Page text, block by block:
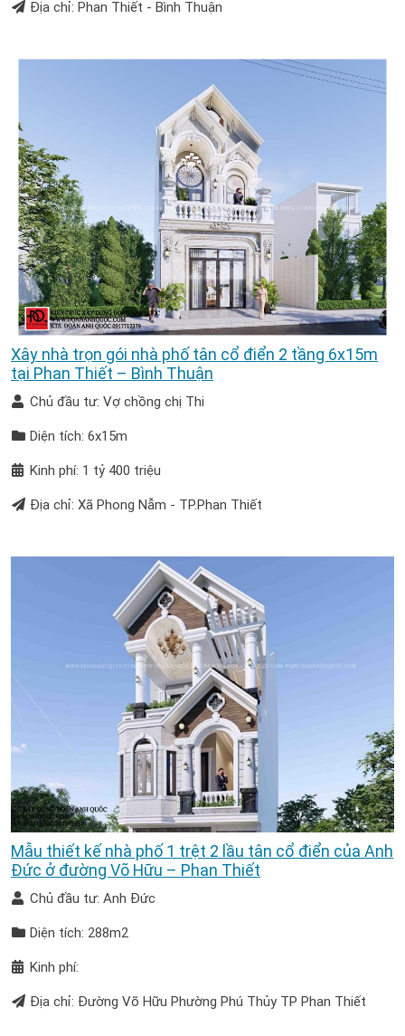
Địa chỉ: Phan Thiết - Bình Thuận
Xây nhà trọn gói nhà phố tân cổ điển 2 tầng 6x15m
tại Phan Thiết – Bình Thuận
Chủ đầu tư: Vợ chồng chị Thi
Diện tích: 6x15m
Kinh phí: 1 tỷ 400 triệu
Địa chỉ: Xã Phong Nẫm - TP.Phan Thiết
Mẫu thiết kế nhà phố 1 trệt 2 lầu tân cổ điển của Anh
Đức ở đường Võ Hữu – Phan Thiết
Chủ đầu tư: Anh Đức
Diện tích: 288m2
Kinh phí:
Địa chỉ: Đường Võ Hữu Phường Phú Thủy TP Phan Thiết